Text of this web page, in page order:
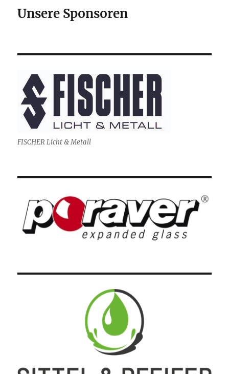
Unsere Sponsoren
FISCHER Licht & Metall